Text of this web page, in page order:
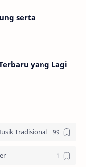
serta
yang Lagi
Tradisional